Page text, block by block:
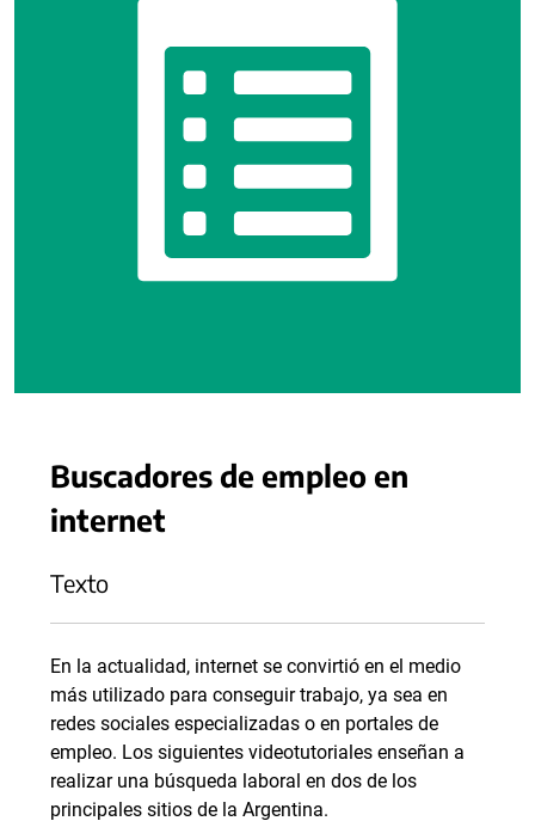
Buscadores de empleo en
internet
Texto
En la actualidad, internet se convirtió en el medio
más utilizado para conseguir trabajo, ya sea en
redes sociales especializadas o en portales de
empleo. Los siguientes videotutoriales enseñan a
realizar una búsqueda laboral en dos de los
principales sitios de la Argentina.